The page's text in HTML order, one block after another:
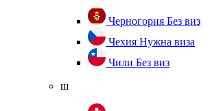
Черногория Без виз
Чехия Нужна виза
Чили Без виз
ш